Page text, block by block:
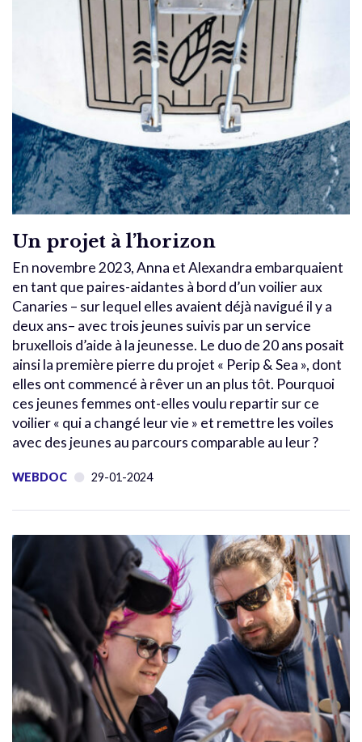
Un projet à l’horizon
En novembre 2023, Anna et Alexandra embarquaient
en tant que paires-aidantes à bord d’un voilier aux
Canaries – sur lequel elles avaient déjà navigué il y a
deux ans– avec trois jeunes suivis par un service
bruxellois d’aide à la jeunesse. Le duo de 20 ans posait
ainsi la première pierre du projet « Perip & Sea », dont
elles ont commencé à rêver un an plus tôt. Pourquoi
ces jeunes femmes ont-elles voulu repartir sur ce
voilier « qui a changé leur vie » et remettre les voiles
avec des jeunes au parcours comparable au leur ?
WEBDOC 29-01-2024